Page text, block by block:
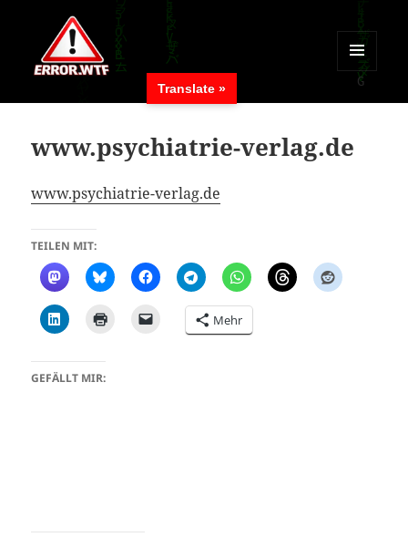
MENÜ
WIDGETS
www.psychiatrie-verlag.de
www.psychiatrie-verlag.de
TEILEN MIT:
Mehr
GEFÄLLT MIR:
Translate »